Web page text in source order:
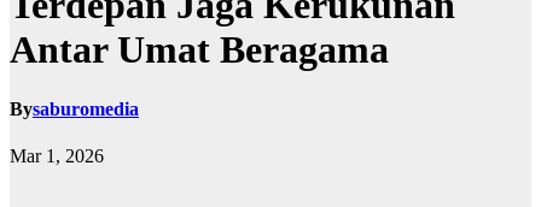
Antar Umat Beragama
Bysaburomedia
Mar 1, 2026